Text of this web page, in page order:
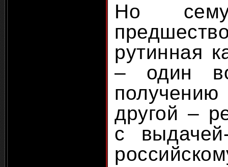
Но
рутинная
– один
другой –
с